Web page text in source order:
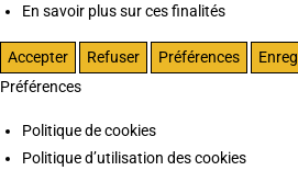
En savoir plus sur ces finalités
Accepter Refuser Préférences
Préférences
Politique de cookies
Politique d’utilisation des cookies